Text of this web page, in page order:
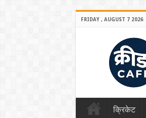
FRIDAY , AUGUST 7 2026
क्रिकेट